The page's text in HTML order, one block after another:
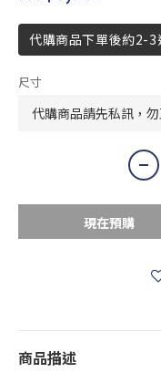
代購商品下單後約2-3
尺寸
現在預購
商品描述